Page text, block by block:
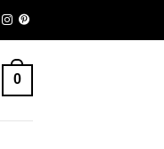
0